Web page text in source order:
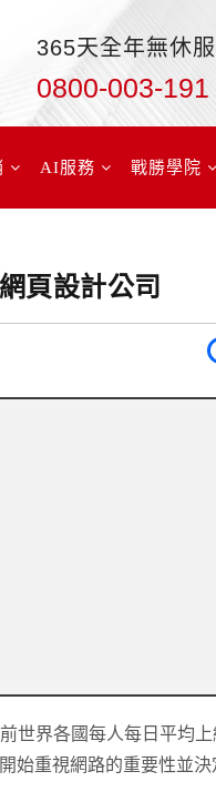
365天全年無休
0800-003-191
AI服務 戰勝學院
頁設計公司
世界各國每人每日平均
始重視網路的重要性並